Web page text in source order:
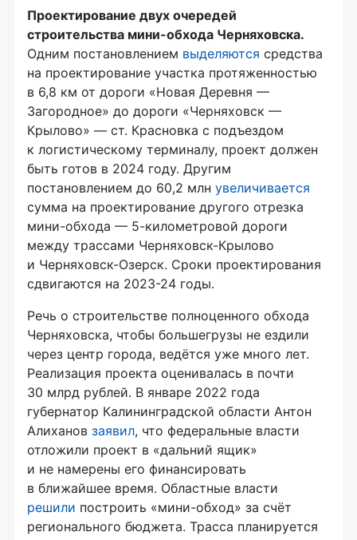
Проектирование двух очередей
строительства мини-обхода Черняховска.
Одним постановлением выделяются средства
на проектирование участка протяженностью
в 6,8 км от дороги «Новая Деревня —
Загородное» до дороги «Черняховск —
Крылово» — ст. Красновка с подъездом
к логистическому терминалу, проект должен
быть готов в 2024 году. Другим
постановлением до 60,2 млн увеличивается
сумма на проектирование другого отрезка
мини-обхода — 5-километровой дороги
между трассами Черняховск-Крылово
и Черняховск-Озерск. Сроки проектирования
сдвигаются на 2023-24 годы.
Речь о строительстве полноценного обхода
Черняховска, чтобы большегрузы не ездили
через центр города, ведётся уже много лет.
Реализация проекта оценивалась в почти
30 млрд рублей. В январе 2022 года
губернатор Калининградской области Антон
Алиханов заявил, что федеральные власти
отложили проект в «дальний ящик»
и не намерены его финансировать
в ближайшее время. Областные власти
решили построить «мини-обход» за счёт
регионального бюджета. Трасса планируется